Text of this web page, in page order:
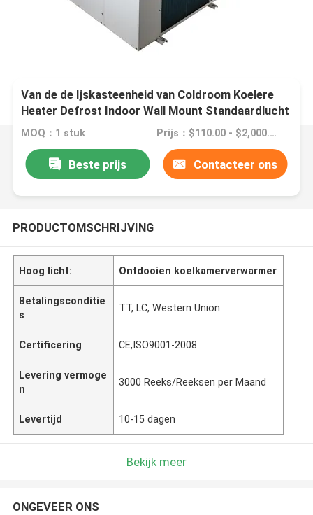
Van de de Ijskasteenheid van Coldroom Koelere
Heater Defrost Indoor Wall Mount Standaardlucht
Gekoelde de Evaporatorprijs
MOQ：1 stuk Prijs：$110.00 - $2,000.00/sets
Beste prijs Contacteer ons
PRODUCTOMSCHRIJVING
Hoog licht: Ontdooien koelkamerverwarmer
Betalingsconditie
s
TT, LC, Western Union
Certificering CE,ISO9001-2008
Levering vermoge
n
3000 Reeks/Reeksen per Maand
Levertijd 10-15 dagen
Bekijk meer
ONGEVEER ONS